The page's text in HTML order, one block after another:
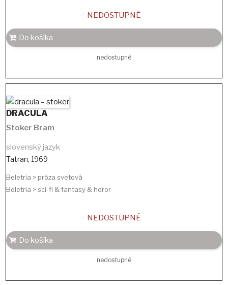
NEDOSTUPNÉ
Do košíka
nedostupné
DRACULA
Stoker Bram
slovenský jazyk
Tatran, 1969
Beletria > próza svetová
Beletria > sci-fi & fantasy & horor
NEDOSTUPNÉ
Do košíka
nedostupné